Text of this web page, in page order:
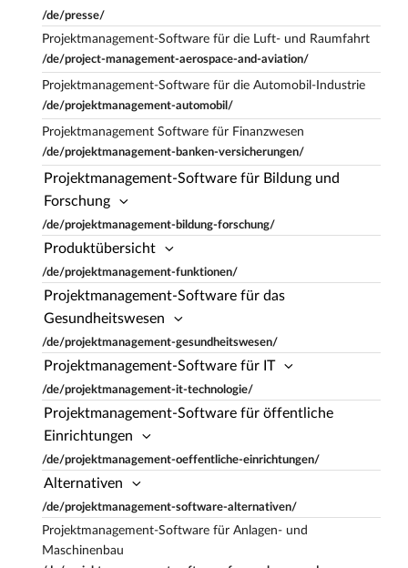
/de/presse/
Projektmanagement-Software für die Luft- und Raumfahrt
/de/project-management-aerospace-and-aviation/
Projektmanagement-Software für die Automobil-Industrie
/de/projektmanagement-automobil/
Projektmanagement Software für Finanzwesen
/de/projektmanagement-banken-versicherungen/
Projektmanagement-Software für Bildung und
Forschung
/de/projektmanagement-bildung-forschung/
Produktübersicht
/de/projektmanagement-funktionen/
Projektmanagement-Software für das
Gesundheitswesen
/de/projektmanagement-gesundheitswesen/
Projektmanagement-Software für IT
/de/projektmanagement-it-technologie/
Projektmanagement-Software für öffentliche
Einrichtungen
/de/projektmanagement-oeffentliche-einrichtungen/
Alternativen
/de/projektmanagement-software-alternativen/
Projektmanagement-Software für Anlagen- und
Maschinenbau